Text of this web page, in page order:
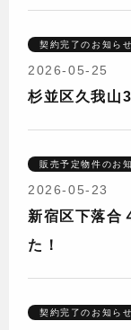
契約完了のお知らせ
2026-05-25
杉並区久我山
販売予定物件のお
2026-05-23
新宿区下落合
た！
契約完了のお知らせ